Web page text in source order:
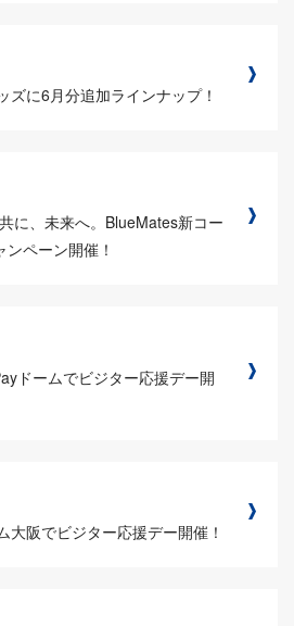
ズに6月分追加ラインナップ！
に、未来へ。BlueMates新コー
ペーン開催！
ドームでビジター応援デー開
大阪でビジター応援デー開催！